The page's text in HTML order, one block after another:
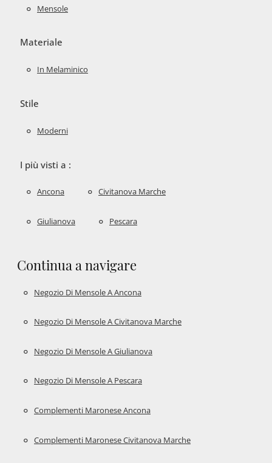
Mensole
Materiale
In Melaminico
Stile
Moderni
I più visti a :
Ancona Civitanova Marche
Giulianova Pescara
Continua a navigare
Negozio Di Mensole A Ancona
Negozio Di Mensole A Civitanova Marche
Negozio Di Mensole A Giulianova
Negozio Di Mensole A Pescara
Complementi Maronese Ancona
Complementi Maronese Civitanova Marche